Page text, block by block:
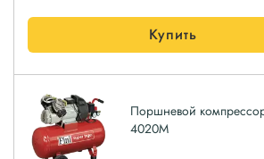
Купить
Поршневой
4020M